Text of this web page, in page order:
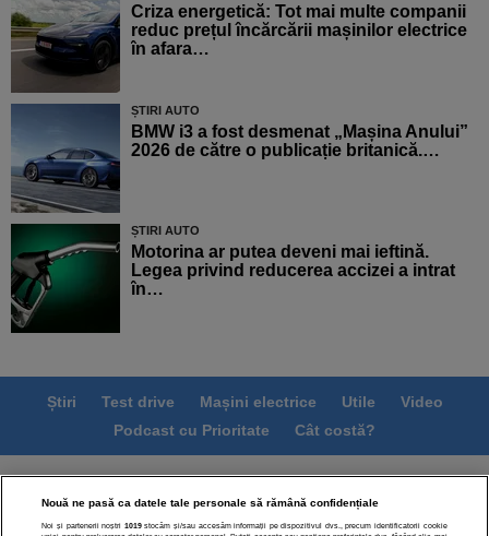
Criza energetică: Tot mai multe companii
reduc prețul încărcării mașinilor electrice
în afara…
ȘTIRI AUTO
BMW i3 a fost desmenat „Mașina Anului”
2026 de către o publicație britanică.…
ȘTIRI AUTO
Motorina ar putea deveni mai ieftină.
Legea privind reducerea accizei a intrat
în…
Știri Test drive Mașini electrice Utile
Video
Podcast cu Prioritate
Cât costă?
Termeni si conditii
Politica de confidentialitate
Politica de cookies
Echipa editorială
Contact
Nouă ne pasă ca datele tale personale să rămână confidențiale
Noi și partenerii noștri 1019stocăm și/sau accesăm informații pe dispozitivul dvs., precum identificatorii cookie